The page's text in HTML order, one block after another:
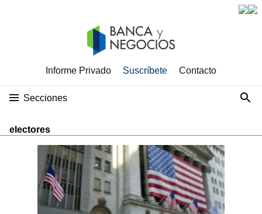
Informe Privado Suscríbete Contacto
Secciones
electores